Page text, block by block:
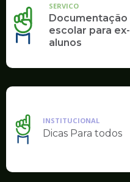
SERVICO
Documentação
escolar para ex-
alunos
Ilustração
da
de
INSTITUCIONAL
Dicas Para todos